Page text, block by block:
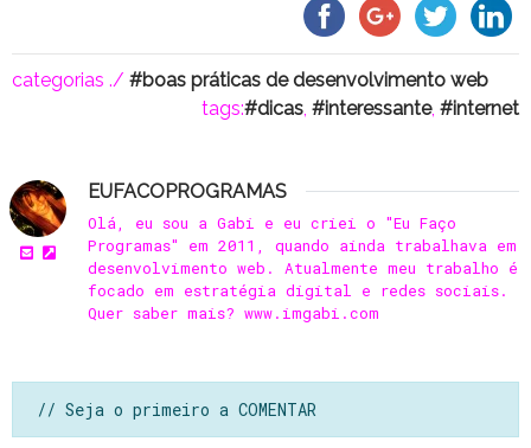
categorias ./
boas práticas de desenvolvimento web
tags:
dicas, interessante, internet
EUFACOPROGRAMAS
Olá, eu sou a Gabi e eu criei o "Eu Faço
Programas" em 2011, quando ainda trabalhava em
desenvolvimento web. Atualmente meu trabalho é
focado em estratégia digital e redes sociais.
Quer saber mais? www.imgabi.com
// Seja o primeiro a COMENTAR